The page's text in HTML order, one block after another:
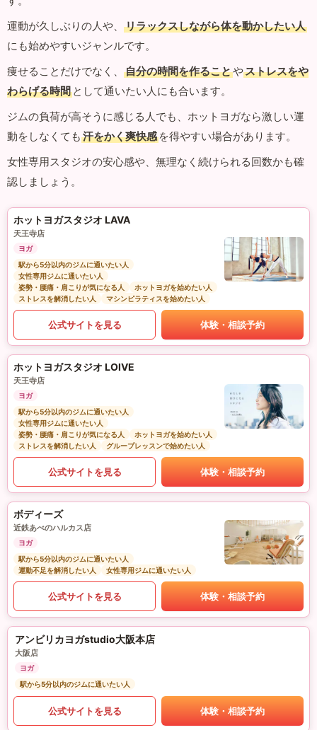
運動が久しぶりの人や、
リラックスしながら体を動かしたい人
にも始めやすいジャンルです。
痩せることだけでなく、
自分の時間を作ることやストレスをや
わらげる時間 として通いたい人にも合います。
ジムの負荷が高そうに感じる人でも、ホットヨガなら激しい運
動をしなくても 汗をかく爽快感 を得やすい場合があります。
女性専用スタジオの安心感や、無理なく続けられる回数かも確
認しましょう。
ホットヨガスタジオ LAVA
天王寺店
ヨガ
駅から5分以内のジムに通いたい人
女性専用ジムに通いたい人
姿勢・腰痛・肩こりが気になる人
ホットヨガを始めたい人
ストレスを解消したい人
マシンピラティスを始めたい人
公式サイトを見る 体験・相談予約
ホットヨガスタジオ LOIVE
天王寺店
ヨガ
駅から5分以内のジムに通いたい人
女性専用ジムに通いたい人
姿勢・腰痛・肩こりが気になる人
ホットヨガを始めたい人
ストレスを解消したい人
グループレッスンで始めたい人
公式サイトを見る 体験・相談予約
ボディーズ
近鉄あべのハルカス店
ヨガ
駅から5分以内のジムに通いたい人
運動不足を解消したい人
女性専用ジムに通いたい人
公式サイトを見る 体験・相談予約
アンビリカヨガstudio大阪本店
大阪店
ヨガ
駅から5分以内のジムに通いたい人
公式サイトを見る 体験・相談予約